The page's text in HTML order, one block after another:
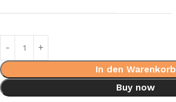
In den Warenkorb
Buy now